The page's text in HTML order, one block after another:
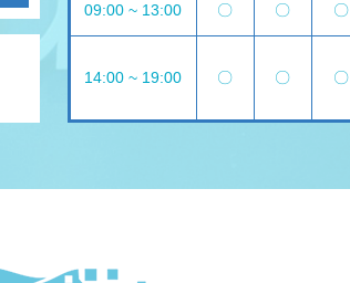
09:00 ~ 13:00 〇 〇 〇
14:00 ~ 19:00 〇 〇 〇